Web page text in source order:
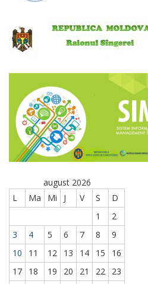
august 2026
L
Ma Mi J V S
D
1
2
3
4 5 6 7 8
9
10
11 12 13 14 15
16
17
18 19 20 21 22
23